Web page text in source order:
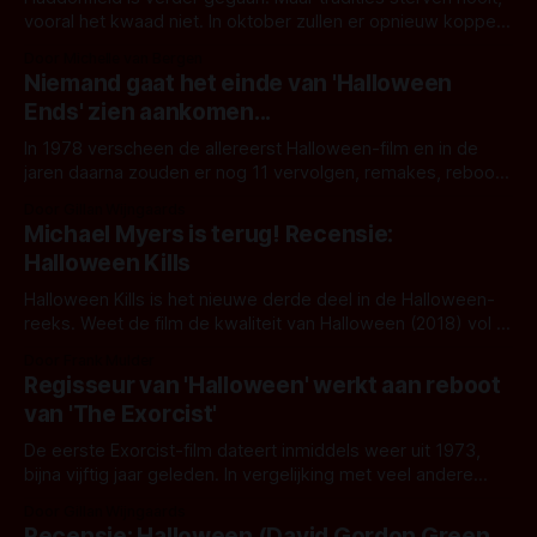
vooral het kwaad niet. In oktober zullen er opnieuw koppen
terugkeert in Halloween Ends. Deze week brachten
Blumhouse Productions en Universal Pictures de
langverwachte teaser-trailer voor het volgende Halloween-
vervolg: Halloween Ends. Na 45
Niemand gaat het einde van 'Halloween
Ends' zien aankomen...
In 1978 verscheen de allereerst Halloween-film en in de
jaren daarna zouden er nog 11 vervolgen, remakes, reboots
actrice Jamie Lee Curtis fungeren. Zij was de final girl uit de
originele film en speelde daarna nog in vijf
Michael Myers is terug! Recensie:
Halloween Kills
Halloween Kills is het nieuwe derde deel in de Halloween-
reeks. Weet de film de kwaliteit van Halloween (2018) vol te
net als het vorige deel geregisseerd door David Gordon
Green en ook een flink deel van de cast
Regisseur van 'Halloween' werkt aan reboot
van 'The Exorcist'
De eerste Exorcist-film dateert inmiddels weer uit 1973,
bijna vijftig jaar geleden. In vergelijking met veel andere
reboots van The Exorcist vrij beperkt gebleven. In 1977 en